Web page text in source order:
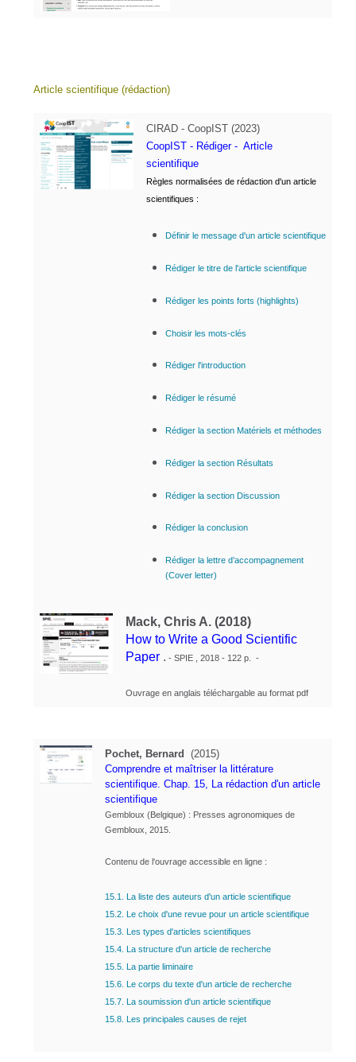
Article scientifique (rédaction)
CIRAD - CoopIST (2023)
CoopIST - Rédiger - Article
scientifique
Règles normalisées de rédaction d'un article
scientifiques :
Définir le message d'un article scientifique
Rédiger le titre de l'article scientifique
Rédiger les points forts (highlights)
Choisir les mots-clés
Rédiger l'introduction
Rédiger le résumé
Rédiger la section Matériels et méthodes
Rédiger la section Résultats
Rédiger la section Discussion
Rédiger la conclusion
Rédiger la lettre d’accompagnement
(Cover letter)
Mack, Chris A. (2018)
How to Write a Good Scientific
Paper . - SPIE , 2018 - 122 p. -
Ouvrage en anglais téléchargable au format pdf
Pochet, Bernard
(2015)
Comprendre et maîtriser la littérature
scientifique. Chap. 15, La rédaction d'un article
scientifique
Gembloux (Belgique) : Presses agronomiques de
Gembloux, 2015.
Contenu de l'ouvrage accessible en ligne :
15.1. La liste des auteurs d'un article scientifique
15.2. Le choix d'une revue pour un article scientifique
15.3. Les types d'articles scientifiques
15.4. La structure d'un article de recherche
15.5. La partie liminaire
15.6. Le corps du texte d'un article de recherche
15.7. La soumission d'un article scientifique
15.8. Les principales causes de rejet